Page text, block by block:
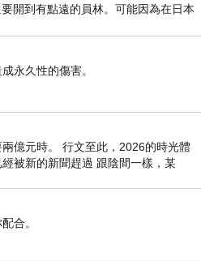
隔不足，就可能互相干
DD CONNECTOR 周
控制差分對之間的距離，
要的線路交叉，良好的走
，也有助於維持訊號同步
結構同樣不可忽視，像
彈性固定元件，雖然看起
高速模組應用中卻相當重
穩定接觸壓力，減少震動
開到有點遠的員林。可能因為在日本
期一出門上班時，心裡沒有一
永久性的傷害。
億元時。 行文至此，2026的時光體
被新的新聞趕過 跟陰間一樣，某
合。